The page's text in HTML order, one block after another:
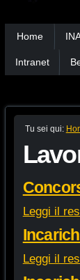
Home
Intranet
Tu sei qui:
Leggi il
Leggi il